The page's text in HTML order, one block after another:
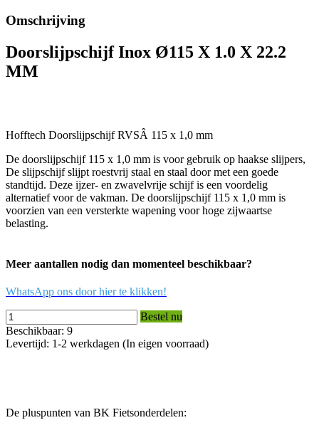
Omschrijving
Doorslijpschijf Inox Ø115 X 1.0 X 22.2
MM
Hofftech Doorslijpschijf RVSÂ 115 x 1,0 mm
De doorslijpschijf 115 x 1,0 mm is voor gebruik op haakse slijpers,
De slijpschijf slijpt roestvrij staal en staal door met een goede
standtijd. Deze ijzer- en zwavelvrije schijf is een voordelig
alternatief voor de vakman. De doorslijpschijf 115 x 1,0 mm is
voorzien van een versterkte wapening voor hoge zijwaartse
belasting.
Meer aantallen nodig dan momenteel beschikbaar?
WhatsApp ons door hier te klikken!
Bestel nu
Beschikbaar: 9
Levertijd: 1-2 werkdagen (In eigen voorraad)
De pluspunten van BK Fietsonderdelen: